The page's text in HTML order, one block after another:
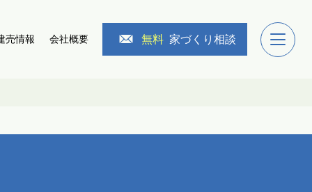
売情報 会社概要 無料 家づくり相談